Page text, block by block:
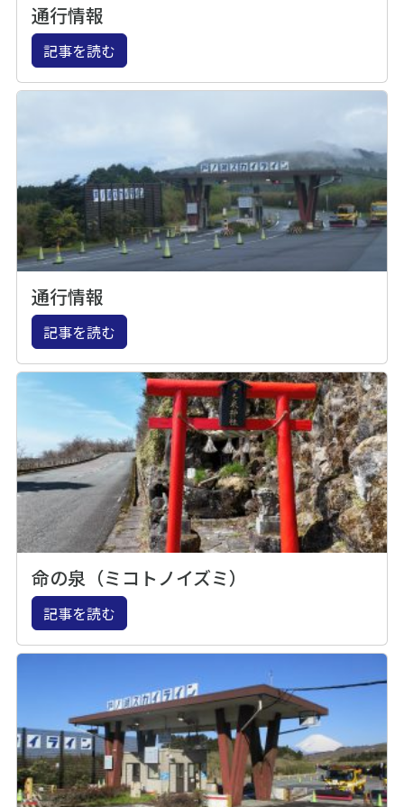
通行情報
記事を読む
通行情報
記事を読む
命の泉（ミコトノイズミ）
記事を読む